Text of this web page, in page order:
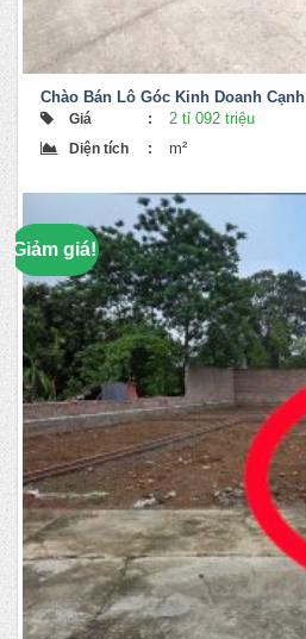
Chào Bán Lô Góc Kinh Doanh
Giá : 2 tỉ 092 triệu
Diện tích :
m²
2,092,000,000 ₫.
2,000,000,000 ₫.
Giảm giá!